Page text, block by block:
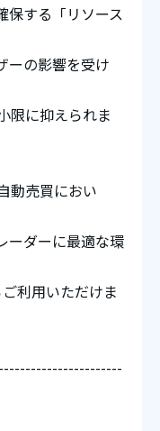
保する「リソース
ーの影響を受け
限に抑えられま
動売買におい
ーダーに最適な環
利用いただけま